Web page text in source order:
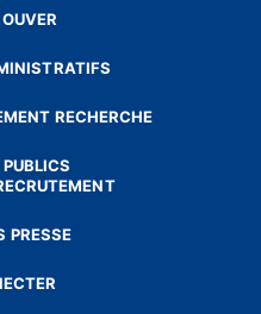
RECHERCHE
PRESSE